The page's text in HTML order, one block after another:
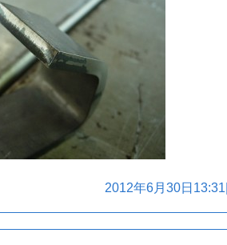
2012年6月30日13:31|